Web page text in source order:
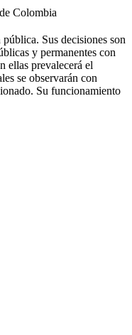
Colombia
Sus decisiones son
y permanentes con
ellas prevalecerá el
se observarán con
Su funcionamiento